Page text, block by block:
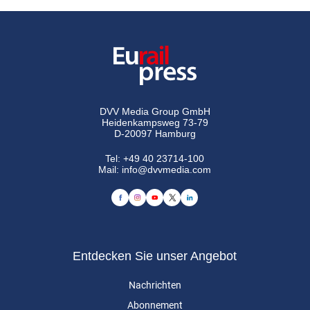
DVV Media Group GmbH
Heidenkampsweg 73-79
D-20097 Hamburg
Tel:+49 40 23714-100
Mail: info@dvvmedia.com
Entdecken Sie unser Angebot
Nachrichten
Abonnement